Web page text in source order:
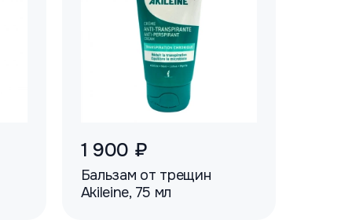
1 900 ₽
Бальзам от трещин
Akileine, 75 мл